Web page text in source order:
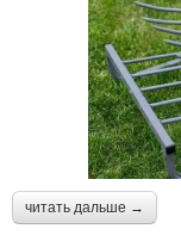
читать дальше →